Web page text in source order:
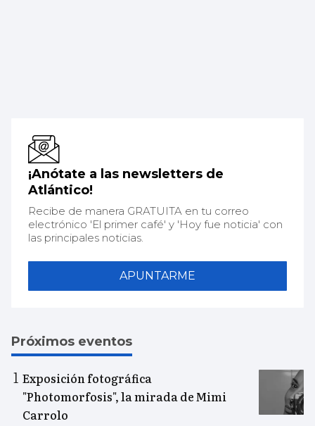
¡Anótate a las newsletters de
Atlántico!
Recibe de manera GRATUITA en tu correo
electrónico 'El primer café' y 'Hoy fue noticia' con
las principales noticias.
APUNTARME
Próximos eventos
Exposición fotográfica
"Photomorfosis", la mirada de Mimi
Carrolo